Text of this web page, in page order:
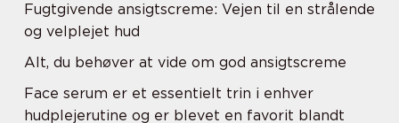
Fugtgivende ansigtscreme: Vejen til en strålende
og velplejet hud
Alt, du behøver at vide om god ansigtscreme
Face serum er et essentielt trin i enhver
hudplejerutine og er blevet en favorit blandt